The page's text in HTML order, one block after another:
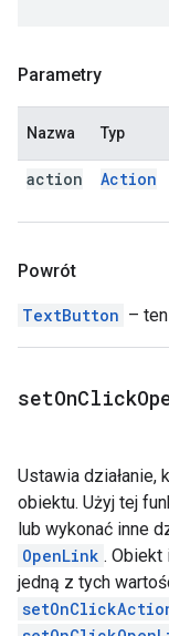
Parametry
Nazwa Typ
action Action
Powrót
TextButton –
Ustawia działanie,
obiektu. Użyj tej
lub wykonać inne
OpenLink . Obiekt
jedną z tych